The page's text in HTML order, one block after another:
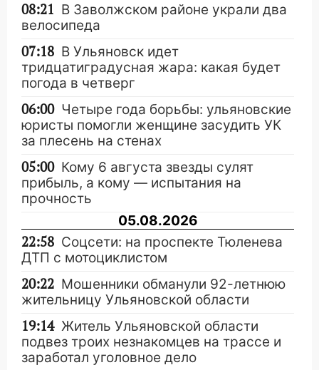
08:21 В Заволжском районе украли два
велосипеда
07:18 В Ульяновск идет
тридцатиградусная жара: какая будет
погода в четверг
06:00 Четыре года борьбы: ульяновские
юристы помогли женщине засудить УК
за плесень на стенах
05:00 Кому 6 августа звезды сулят
прибыль, а кому — испытания на
прочность
05.08.2026
22:58 Соцсети: на проспекте Тюленева
ДТП с мотоциклистом
20:22 Мошенники обманули 92-летнюю
жительницу Ульяновской области
19:14 Житель Ульяновской области
подвез троих незнакомцев на трассе и
заработал уголовное дело